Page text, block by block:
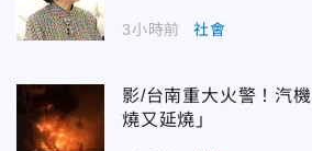
3小時前 社會
影/台南重大火警！汽
燒又延燒」